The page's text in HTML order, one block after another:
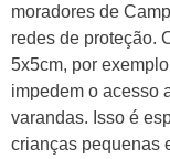
moradores de
redes de proteção.
5x5cm, por
impedem o acesso
varandas. Isso é
crianças pequenas